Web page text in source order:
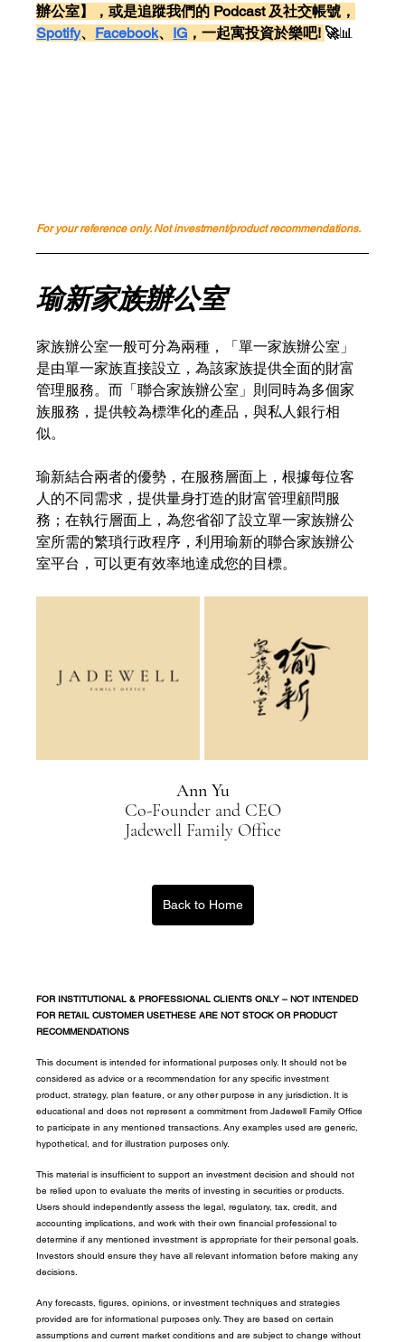
辦公室】，或是追蹤我們的 Podcast 及社交帳號，
Spotify、 Facebook、 IG ，一起寓投資於樂吧! 🚀📊
For your reference only. Not investment/product recommendations.
瑜新家族辦公室
家族辦公室一般可分為兩種，「單一家族辦公室」
是由單一家族直接設立，為該家族提供全面的財富
管理服務。而「聯合家族辦公室」則同時為多個家
族服務，提供較為標準化的產品，與私人銀行相
似。
瑜新結合兩者的優勢，在服務層面上，根據每位客
人的不同需求，提供量身打造的財富管理顧問服
務；在執行層面上，為您省卻了設立單一家族辦公
室所需的繁瑣行政程序，利用瑜新的聯合家族辦公
室平台，可以更有效率地達成您的目標。
Ann Yu
Co-Founder and CEO
Jadewell Family Office
Back to Home
FOR INSTITUTIONAL & PROFESSIONAL CLIENTS ONLY – NOT INTENDED
FOR RETAIL CUSTOMER USETHESE ARE NOT STOCK OR PRODUCT
RECOMMENDATIONS
This document is intended for informational purposes only. It should not be
considered as advice or a recommendation for any specific investment
product, strategy, plan feature, or any other purpose in any jurisdiction. It is
educational and does not represent a commitment from Jadewell Family Office
to participate in any mentioned transactions. Any examples used are generic,
hypothetical, and for illustration purposes only.
This material is insufficient to support an investment decision and should not
be relied upon to evaluate the merits of investing in securities or products.
Users should independently assess the legal, regulatory, tax, credit, and
accounting implications, and work with their own financial professional to
determine if any mentioned investment is appropriate for their personal goals.
Investors should ensure they have all relevant information before making any
decisions.
Any forecasts, figures, opinions, or investment techniques and strategies
provided are for informational purposes only. They are based on certain
assumptions and current market conditions and are subject to change without